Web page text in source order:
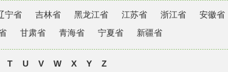
宁省 吉林省 黑龙江省 江苏省 浙江省 安徽省
甘肃省 青海省 宁夏省 新疆省
T U V W X Y Z